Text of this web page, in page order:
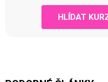
HLÍDAT